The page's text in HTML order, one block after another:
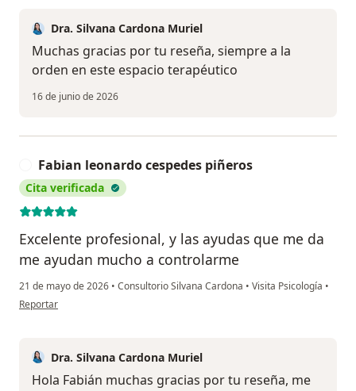
Dra. Silvana Cardona Muriel
Muchas gracias por tu reseña, siempre a la
orden en este espacio terapéutico
16 de junio de 2026
Fabian leonardo cespedes piñeros
Cita verificada
Excelente profesional, y las ayudas que me da
me ayudan mucho a controlarme
21 de mayo de 2026 • Consultorio Silvana Cardona • Visita Psicología •
en opinión del usuario Fabian leonardo cespedes piñeros
Reportar
Dra. Silvana Cardona Muriel
Hola Fabián muchas gracias por tu reseña, me